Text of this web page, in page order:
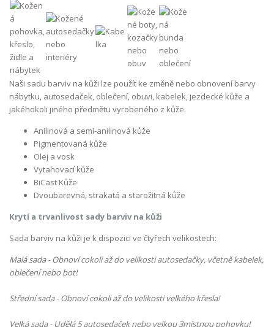
Naši sadu barviv na kůži lze použít ke změně nebo obnovení barvy
nábytku, autosedaček, oblečení, obuvi, kabelek, jezdecké kůže a
jakéhokoli jiného předmětu vyrobeného z kůže.
Anilinová a semi-anilinová kůže
Pigmentovaná kůže
Olej a vosk
Vytahovací kůže
BiCast Kůže
Dvoubarevná, strakatá a starožitná kůže
Krytí a trvanlivost sady barviv na kůži
Sada barviv na kůži je k dispozici ve čtyřech velikostech:
Malá sada - Obnoví cokoli až do velikosti autosedačky, včetně kabelek,
oblečení nebo bot!
Střední sada - Obnoví cokoli až do velikosti velkého křesla!
Velká sada - Udělá 5 autosedaček nebo velkou 3místnou pohovku!